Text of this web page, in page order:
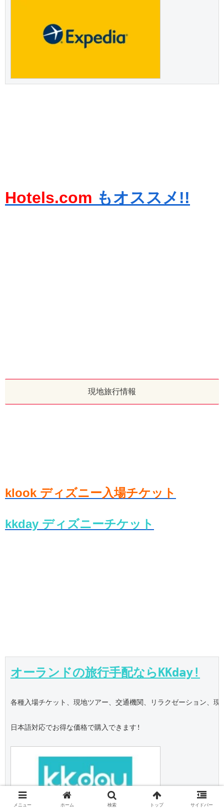
Hotels.com もオススメ!!
現地旅行情報
klook ディズニー入場チケット
kkday ディズニーチケット
オーランドの旅行手配ならKKday!
各種入場チケット、現地ツアー、交通機関、リラクゼーション、現
日本語対応でお得な価格で購入できます!
メニュー ホーム 検索 トップ サイドバー